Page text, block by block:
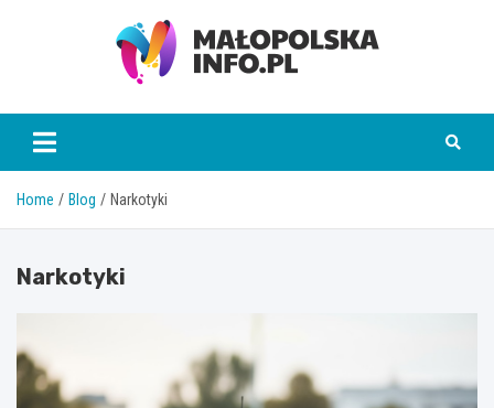
Małopolska Info
Home Blog Narkotyki
Narkotyki